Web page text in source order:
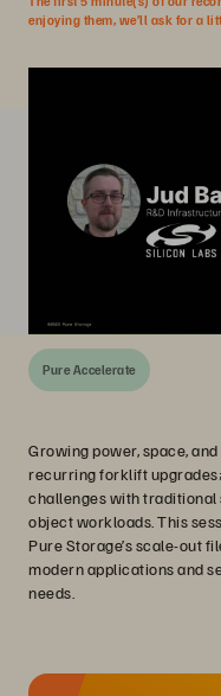
enjoying them, we’ll ask for a
Pure Accelerate
Growing power, space,
recurring forklift
challenges with traditional
object workloads. This
Pure Storage’s scale-out
modern applications and
needs.